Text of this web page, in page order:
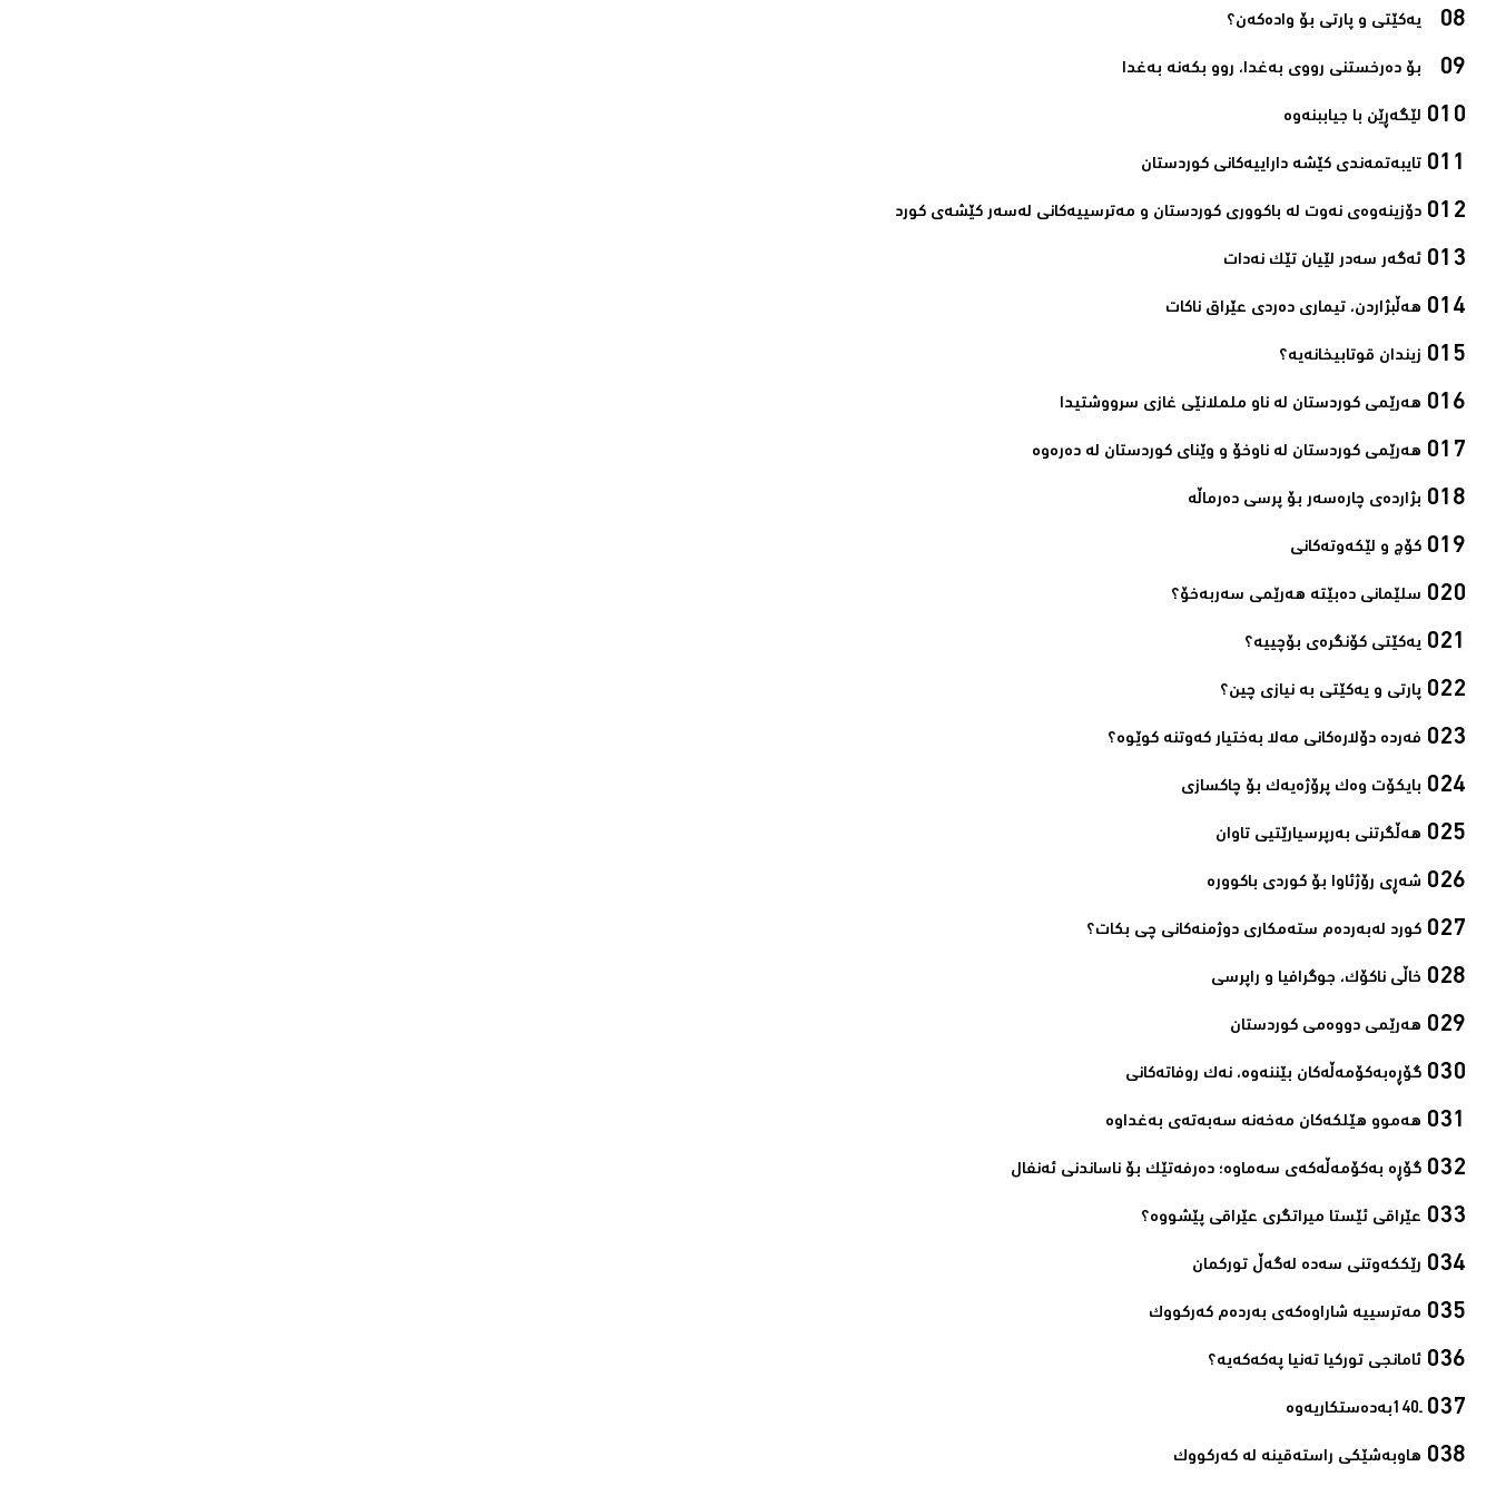
یەکێتی و پارتی بۆ وادەکەن؟‌
بۆ دەرخستنی رووی بەغدا، روو بکەنە بەغدا‌
لێگه‌ڕێن با جیاببنه‌وه‌‌
تایبه‌تمه‌ندی كێشه‌ داراییه‌كانی کوردستان‌
دۆزینه‌وه‌ی نه‌وت له‌ باكووری كوردستان و مه‌ترسییه‌كانی له‌سه‌ر كێشه‌ی كورد‌
ئه‌گه‌ر سه‌در لێیان تێك نه‌دات‌
هه‌ڵبژاردن، تیماری ده‌ردی عێراق ناكات‌
زیندان قوتابیخانه‌یه‌؟‌
هه‌رێمی كوردستان له‌ ناو ململانێی غازی سرووشتیدا‌
هه‌رێمی كوردستان له‌ ناوخۆ و وێنای كوردستان له‌ ده‌ره‌وه‌
بژارده‌ی چاره‌سه‌ر بۆ پرسی ده‌رماڵه‌‌
كۆچ و لێكه‌وته‌كانی‌
سلێمانی ده‌بێته‌ هه‌رێمی سه‌ربه‌خۆ؟‌
یەکێتی کۆنگرەی بۆچییە؟‌
پارتی و یه‌كێتی به‌ نیازی چین؟‌
فەردە دۆلارەکانی مەلا بەختیار کەوتنە کوێوە؟‌
بایكۆت وەك پرۆژەیەك بۆ چاكسازی‌
هه‌ڵگرتنى به‌رپرسیارێتیى تاوان‌
شەڕی رۆژئاوا بۆ كوردی باكوورە‌
كورد له‌به‌رده‌م سته‌مكاری دوژمنه‌كانی چی بكات؟‌
خاڵی ناكۆك، جوگرافیا و راپرسی‌
هەرێمی دووەمی كوردستان‌
گۆڕەبەكۆمەڵەكان بێننەوە، نەك روفاتەكانی‌
هەموو هێلكەكان مەخەنە سەبەتەی بەغداوە‌
گۆڕە بەكۆمەڵەكەی سەماوە؛ دەرفەتێك بۆ ناساندنی ئەنفال‌
عێراقی ئێستا میراتگری عێراقی پێشووە؟‌
رێككەوتنی سەدە لەگەڵ توركمان‌
مەترسییە شاراوەكەی بەردەم كەركووك‌
ئامانجی توركیا تەنیا پەكەكەیە؟‌
ـ140به‌ده‌ستكاریه‌وه‌‌
هاوبەشێكی راستەقینە لە كەركووك‌